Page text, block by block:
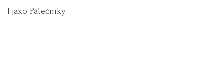
I jako Pátečníky